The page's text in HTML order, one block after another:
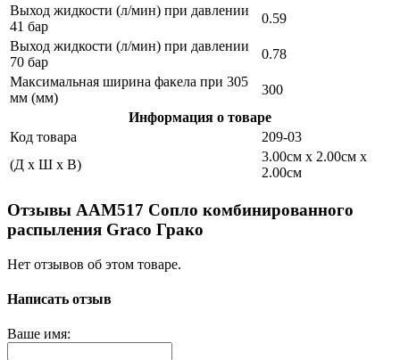
Выход жидкости (л/мин) при давлении
41 бар
0.59
Выход жидкости (л/мин) при давлении
70 бар
0.78
Максимальная ширина факела при 305
мм (мм)
300
Информация о товаре
Код товара
209-03
(Д x Ш x В)
3.00см x 2.00см x
2.00см
Отзывы AAM517 Сопло комбинированного
распыления Graco Грако
Нет отзывов об этом товаре.
Написать отзыв
Ваше имя: